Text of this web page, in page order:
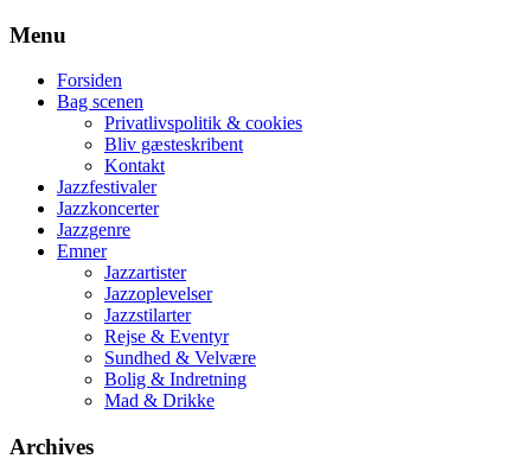
Skip
content
Menu
Forsiden
Bag scenen
Privatlivspolitik & cookies
Bliv gæsteskribent
Kontakt
Jazzfestivaler
Jazzkoncerter
Jazzgenre
Emner
Jazzartister
Jazzoplevelser
Jazzstilarter
Rejse & Eventyr
Sundhed & Velvære
Bolig & Indretning
Mad & Drikke
Archives